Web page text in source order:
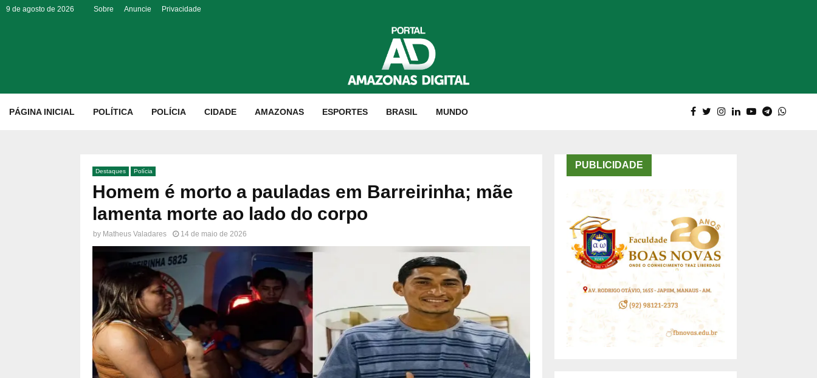
9 de agosto de 2026 Sobre Anuncie Privacidade
PÁGINA INICIAL POLÍTICA POLÍCIA CIDADE AMAZONAS ESPORTES BRASIL MUNDO
Destaques Polícia
Homem é morto a pauladas em Barreirinha; mãe
lamenta morte ao lado do corpo
by Matheus Valadares 14 de maio de 2026
PUBLICIDADE